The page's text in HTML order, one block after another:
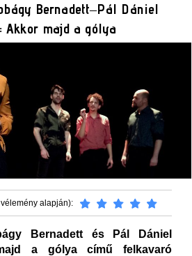
Bernadett–Pál Dániel
Akkor majd a gólya
alapján):
Bernadett és Pál Dániel
a gólya című felkavaró